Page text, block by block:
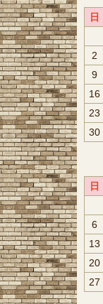
日
2
9
16
23
30
日
6
13
20
27